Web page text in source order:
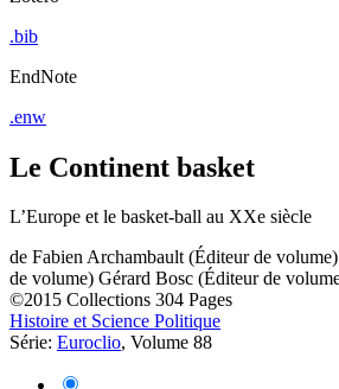
.bib
EndNote
.enw
Le Continent basket
L’Europe et le basket-ball au XXe siècle
de Fabien Archambault (Éditeur de volume)
de volume) Gérard Bosc (Éditeur de
©2015 Collections 304 Pages
Histoire et Science Politique
Série: Euroclio, Volume 88